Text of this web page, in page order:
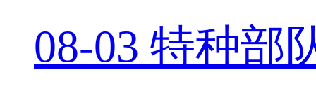
08-03 特种部